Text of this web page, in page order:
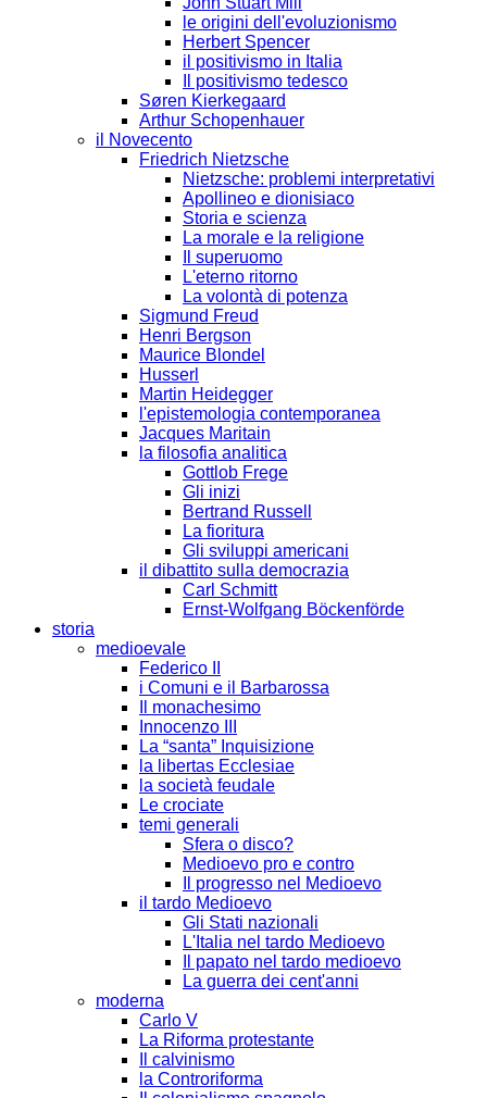
le origini dell'evoluzionismo
Herbert Spencer
il positivismo in Italia
Il positivismo tedesco
Søren Kierkegaard
Arthur Schopenhauer
il Novecento
Friedrich Nietzsche
Nietzsche: problemi interpretativi
Apollineo e dionisiaco
Storia e scienza
La morale e la religione
Il superuomo
L'eterno ritorno
La volontà di potenza
Sigmund Freud
Henri Bergson
Maurice Blondel
Husserl
Martin Heidegger
l'epistemologia contemporanea
Jacques Maritain
la filosofia analitica
Gottlob Frege
Gli inizi
Bertrand Russell
La fioritura
Gli sviluppi americani
il dibattito sulla democrazia
Carl Schmitt
Ernst-Wolfgang Böckenförde
storia
medioevale
Federico II
i Comuni e il Barbarossa
Il monachesimo
Innocenzo III
La “santa” Inquisizione
la libertas Ecclesiae
la società feudale
Le crociate
temi generali
Sfera o disco?
Medioevo pro e contro
Il progresso nel Medioevo
il tardo Medioevo
Gli Stati nazionali
L'Italia nel tardo Medioevo
Il papato nel tardo medioevo
La guerra dei cent'anni
moderna
Carlo V
La Riforma protestante
Il calvinismo
la Controriforma